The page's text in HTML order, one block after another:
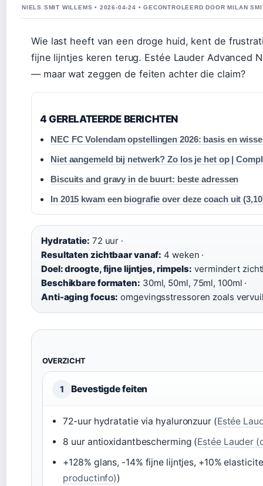
NIELS SMIT WILLEMS • 2026-04-24 • GECONTROLEERD DOOR MILAN
Wie last heeft van een droge huid, kent de
fijne lijntjes keren terug. Estée Lauder Advanced
— maar wat zeggen de feiten achter die claim?
4 GERELATEERDE BERICHTEN
NEC FC Volendam opstellingen 2026: basis en
Niet aangemeld bij netwerk? Zo los je het op |
Biscuits and gravy in de buurt: beste adressen
In 2015 kwam een biografie over deze coach uit
Hydratatie: 72 uur ·
Resultaten zichtbaar vanaf: 4 weken ·
Doel: droogte, fijne lijntjes, rimpels: vermindert
Beschikbare formaten: 30ml, 50ml, 75ml, 100ml ·
Anti-aging focus: omgevingsstressoren zoals
OVERZICHT
1 Bevestigde feiten
72-uur hydratatie via hyaluronzuur (Estée
8 uur antioxidantbescherming (Estée Lauder
+128% glans, -14% fijne lijntjes, +10%
productinfo))